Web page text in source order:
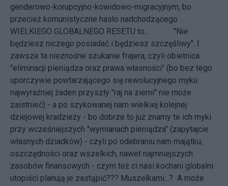
genderowo-korupcyjno-kowidowo-migracyjnym, bo
przecież komunistyczne hasło nadchodzącego
WIELKIEGO GLOBALNEGO RESETU to... "Nie
będziesz niczego posiadać i będziesz szczęśliwy". I
zawsze ta nieznośne szukanie frajera, czyli obietnica
"eliminacji pieniądza oraz prawa własności" (bo bez tego
uporczywie powtarzającego się rewolucyjnego myku
najwyraźniej żaden przyszły "raj na ziemi" nie może
zaistnieć) - a po szykowanej nam wielkiej kolejnej
dziejowej kradzieży - bo dobrze to już znamy te ich myki
przy wcześniejszych "wymianach pieniądza" (zapytajcie
własnych dziadków) - czyli po odebraniu nam majątku,
oszczędności oraz wszelkich, nawet najmniejszych
zasobów finansowych - czym też ci nasi kochani globalni
utopiści planują je zastąpić??? Muszelkami...? A może